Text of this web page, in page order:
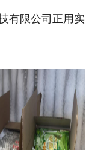
有限公司正用实